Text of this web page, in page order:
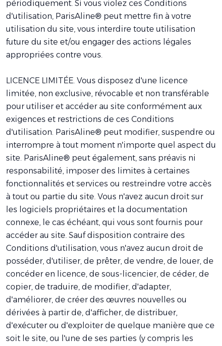
périodiquement. Si vous violez ces Conditions
d'utilisation, ParisAline® peut mettre fin à votre
utilisation du site, vous interdire toute utilisation
future du site et/ou engager des actions légales
appropriées contre vous.
LICENCE LIMITÉE. Vous disposez d'une licence
limitée, non exclusive, révocable et non transférable
pour utiliser et accéder au site conformément aux
exigences et restrictions de ces Conditions
d'utilisation. ParisAline® peut modifier, suspendre ou
interrompre à tout moment n'importe quel aspect du
site. ParisAline® peut également, sans préavis ni
responsabilité, imposer des limites à certaines
fonctionnalités et services ou restreindre votre accès
à tout ou partie du site. Vous n'avez aucun droit sur
les logiciels propriétaires et la documentation
connexe, le cas échéant, qui vous sont fournis pour
accéder au site. Sauf disposition contraire des
Conditions d'utilisation, vous n'avez aucun droit de
posséder, d'utiliser, de prêter, de vendre, de louer, de
concéder en licence, de sous-licencier, de céder, de
copier, de traduire, de modifier, d'adapter,
d'améliorer, de créer des œuvres nouvelles ou
dérivées à partir de, d'afficher, de distribuer,
d'exécuter ou d'exploiter de quelque manière que ce
soit le site, ou l'une de ses parties (y compris les